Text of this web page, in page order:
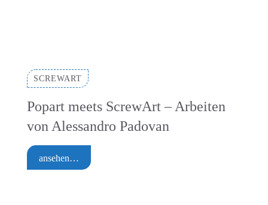
SCREWART
Popart meets ScrewArt – Arbeiten
von Alessandro Padovan
ansehen…